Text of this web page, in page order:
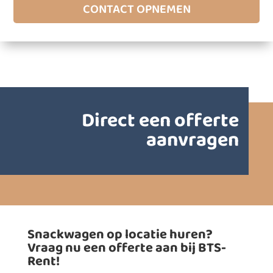
CONTACT OPNEMEN
Direct een offerte
aanvragen
Snackwagen op locatie huren?
Vraag nu een offerte aan bij BTS-
Rent!